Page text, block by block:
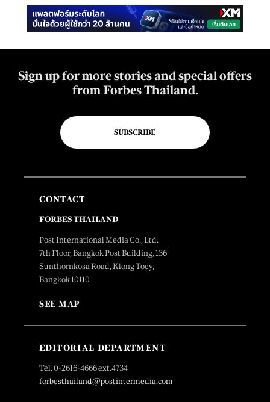
Sign up for more stories and special offers
from Forbes Thailand.
SUBSCRIBE
CONTACT
FORBES THAILAND
Post International Media Co., Ltd.
7th Floor, Bangkok Post Building, 136
Sunthornkosa Road, Klong Toey,
Bangkok 10110
SEE MAP
EDITORIAL DEPARTMENT
Tel. 0-2616-4666 ext.4734
forbesthailand@postintermedia.com